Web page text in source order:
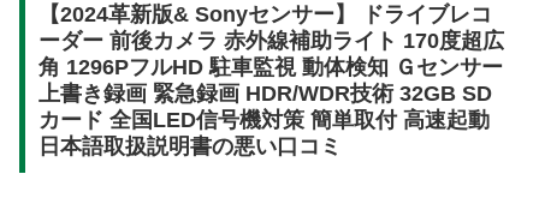
【2024革新版& Sonyセンサー】 ドライブレコ
ーダー 前後カメラ 赤外線補助ライト 170度超広
角 1296PフルHD 駐車監視 動体検知 Ｇセンサー
上書き録画 緊急録画 HDR/WDR技術 32GB SD
カード 全国LED信号機対策 簡単取付 高速起動
日本語取扱説明書の悪い口コミ